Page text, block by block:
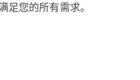
足您的所有需求。